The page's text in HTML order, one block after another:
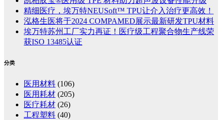
精细医疗，埃万特NEUSoft™ TPU让介入治疗更高效！
泓格生医将于2024 COMPAMED展示最新研发TPU材料
埃万特苏州工厂实力再证！医疗级工程聚合物生产线荣
获ISO 13485认证
分类
医用材料 (106)
医用耗材 (205)
医疗耗材 (26)
工程塑料 (40)